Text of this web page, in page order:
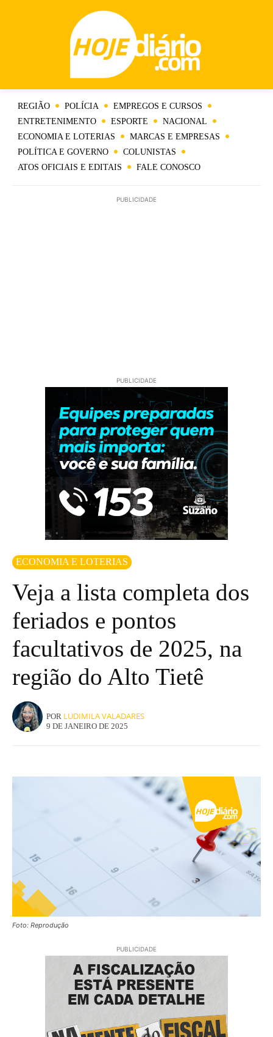
REGIÃO POLÍCIA
EMPREGOS E CURSOS
ENTRETENIMENTO
ESPORTE
NACIONAL
ECONOMIA E LOTERIAS
MARCAS E EMPRESAS
POLÍTICA E GOVERNO
COLUNISTAS
ATOS OFICIAIS E EDITAIS
FALE CONOSCO
PUBLICIDADE
PUBLICIDADE
ECONOMIA E LOTERIAS
Veja a lista completa dos
feriados e pontos
facultativos de 2025, na
região do Alto Tietê
POR LUDIMILA VALADARES
9 DE JANEIRO DE 2025
Foto: Reprodução
PUBLICIDADE